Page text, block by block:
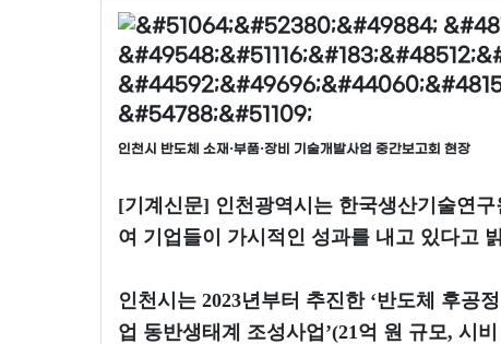
인천시 반도체 소재·부품·장비 기술개발사업 중간보고회 현장
[기계신문] 인천광역시는 한국생산기술연
여 기업들이 가시적인 성과를 내고 있다고
인천시는 2023년부터 추진한 ‘반도체 후공
업 동반생태계 조성사업’(21억 원 규모, 시